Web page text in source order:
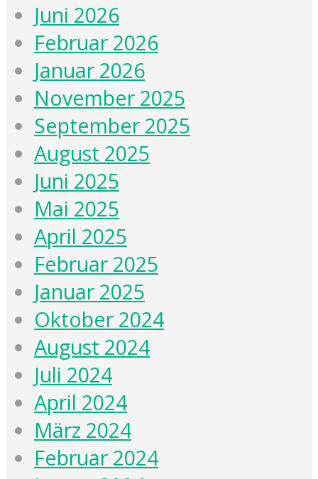
Juni 2026
Februar 2026
Januar 2026
November 2025
September 2025
August 2025
Juni 2025
Mai 2025
April 2025
Februar 2025
Januar 2025
Oktober 2024
August 2024
Juli 2024
April 2024
März 2024
Februar 2024